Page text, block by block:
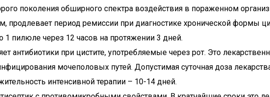
поколения обширного спектра воздействия в пораженном
продлевает период ремиссии при диагностике хронической формы
1 пилюле через 12 часов на протяжении 3 дней.
антибиотики при цистите, употребляемые через рот. Это
мочеполовых путей. Допустимая суточная доза
интенсивной терапии – 10-14 дней.